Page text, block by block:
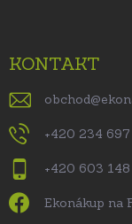
KONTAKT
obchod@
+420 234
+420 603
Ekonákup na